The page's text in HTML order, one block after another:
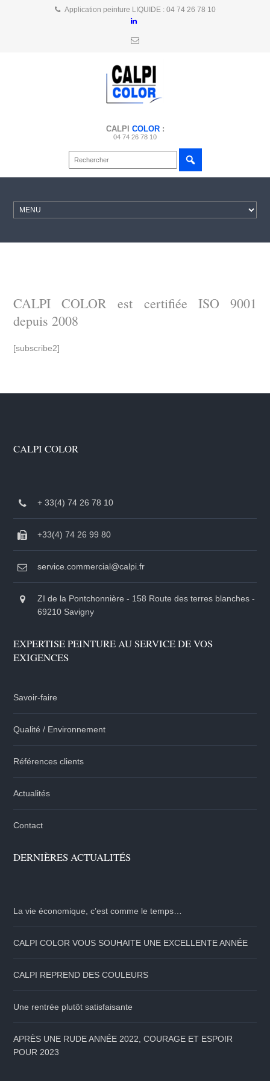
Application peinture LIQUIDE : 04 74 26 78 10
CALPI COLOR:
04 74 26 78 10
CALPI COLOR est certifiée ISO 9001
depuis 2008
[subscribe2]
CALPI COLOR
+ 33(4) 74 26 78 10
+33(4) 74 26 99 80
service.commercial@calpi.fr
ZI de la Pontchonnière - 158 Route des terres blanches -
69210 Savigny
EXPERTISE PEINTURE AU SERVICE DE VOS
EXIGENCES
Savoir-faire
Qualité / Environnement
Références clients
Actualités
Contact
DERNIÈRES ACTUALITÉS
La vie économique, c’est comme le temps…
CALPI COLOR VOUS SOUHAITE UNE EXCELLENTE ANNÉE
CALPI REPREND DES COULEURS
Une rentrée plutôt satisfaisante
APRÈS UNE RUDE ANNÉE 2022, COURAGE ET ESPOIR
POUR 2023